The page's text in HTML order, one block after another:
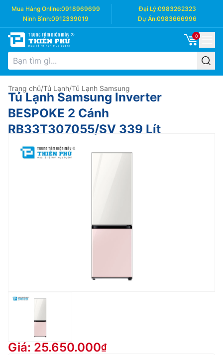
Mua Hàng Online:0918969699 Đại Lý:0983262323
Ninh Bình:0912339019 Dự Án:0983666996
0
Trang chủ/Tủ Lạnh/Tủ Lạnh Samsung
Tủ Lạnh Samsung Inverter
BESPOKE 2 Cánh
RB33T307055/SV 339 Lít
Giá: 25.650.000